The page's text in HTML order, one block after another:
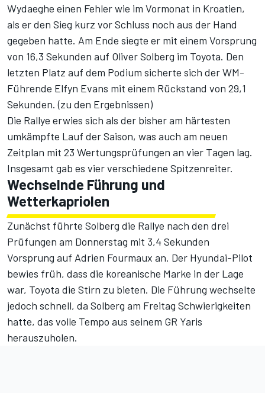
Wydaeghe einen Fehler wie im Vormonat in Kroatien,
als er den Sieg kurz vor Schluss noch aus der Hand
gegeben hatte. Am Ende siegte er mit einem Vorsprung
von 16,3 Sekunden auf Oliver Solberg im Toyota. Den
letzten Platz auf dem Podium sicherte sich der WM-
Führende Elfyn Evans mit einem Rückstand von 29,1
Sekunden. (zu den Ergebnissen)
Die Rallye erwies sich als der bisher am härtesten
umkämpfte Lauf der Saison, was auch am neuen
Zeitplan mit 23 Wertungsprüfungen an vier Tagen lag.
Insgesamt gab es vier verschiedene Spitzenreiter.
Wechselnde Führung und
Wetterkapriolen
Zunächst führte Solberg die Rallye nach den drei
Prüfungen am Donnerstag mit 3,4 Sekunden
Vorsprung auf Adrien Fourmaux an. Der Hyundai-Pilot
bewies früh, dass die koreanische Marke in der Lage
war, Toyota die Stirn zu bieten. Die Führung wechselte
jedoch schnell, da Solberg am Freitag Schwierigkeiten
hatte, das volle Tempo aus seinem GR Yaris
herauszuholen.